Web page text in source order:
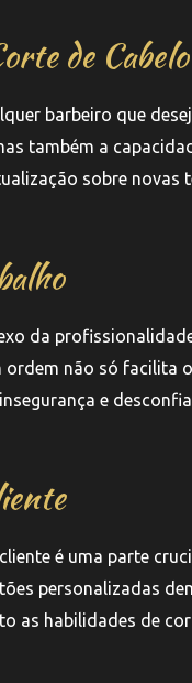
de Cabelo
barbeiro que
também a
sobre novas
da
ordem não só
e
é uma parte
personalizadas
as habilidades de